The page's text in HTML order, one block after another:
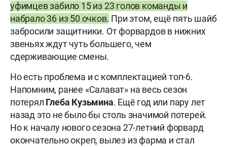
уфимцев забило 15 из 23 голов команды и
набрало 36 из 50 очков. При этом, ещё пять шайб
забросили защитники. От форвардов в нижних
звеньях ждут чуть большего, чем
сдерживающие смены.
Но есть проблема и с комплектацией топ-6.
Напомним, ранее «Салават» на весь сезон
потерял Глеба Кузьмина. Ещё год или пару лет
назад это не было бы столь значимой потерей.
Но к началу нового сезона 27-летний форвард
окончательно окреп, вылез из фарма и стал